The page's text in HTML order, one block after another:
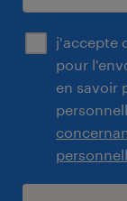
j'accepte
pour
en savoir